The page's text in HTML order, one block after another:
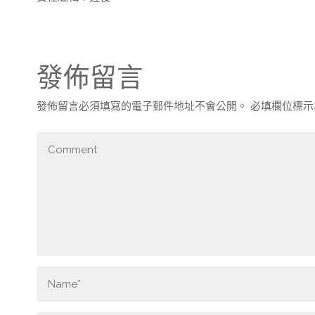
發佈留言
發佈留言必須填寫的電子郵件地址不會公開。 必填欄位標